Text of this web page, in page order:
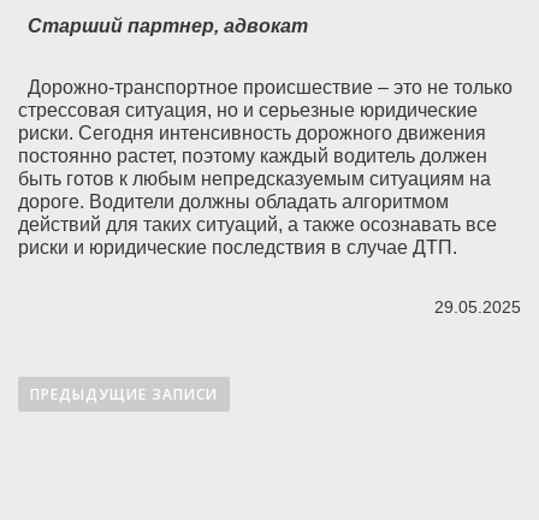
Старший партнер, адвокат
Дорожно-транспортное происшествие – это не только
стрессовая ситуация, но и серьезные юридические
риски. Сегодня интенсивность дорожного движения
постоянно растет, поэтому каждый водитель должен
быть готов к любым непредсказуемым ситуациям на
дороге. Водители должны обладать алгоритмом
действий для таких ситуаций, а также осознавать все
риски и юридические последствия в случае ДТП.
29.05.2025
ПРЕДЫДУЩИЕ ЗАПИСИ